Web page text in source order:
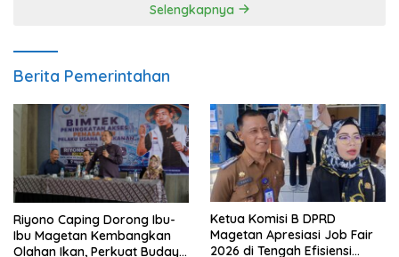
Selengkapnya
Berita Pemerintahan
Riyono Caping Dorong Ibu-
Ibu Magetan Kembangkan
Olahan Ikan, Perkuat Budaya
Ketua Komisi B DPRD
Magetan Apresiasi Job Fair
2026 di Tengah Efisiensi